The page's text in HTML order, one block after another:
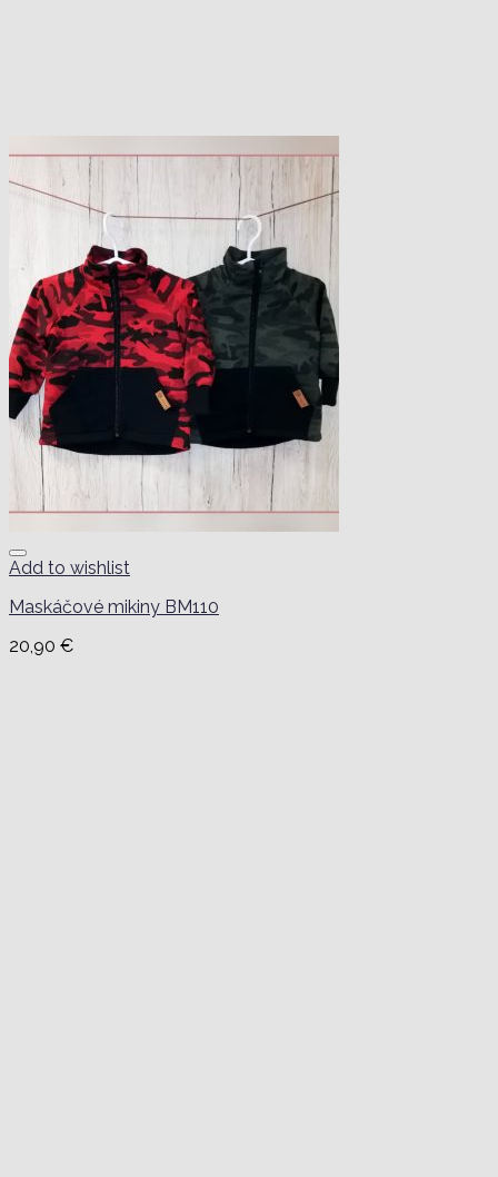
Add to wishlist
Maskáčové mikiny BM110
20,90 €